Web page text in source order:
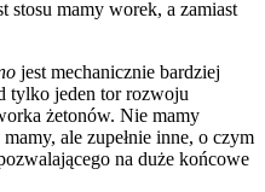
mamy worek, a zamiast
jest mechanicznie bardziej
tylko jeden tor rozwoju
żetonów. Nie mamy
ale zupełnie inne, o czym
na duże końcowe